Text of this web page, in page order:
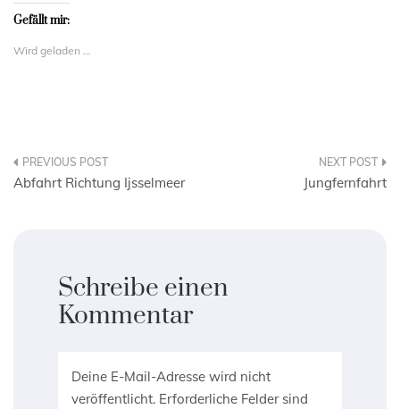
Gefällt mir:
Wird geladen …
Beitrags-
Abfahrt Richtung Ijsselmeer Jungfernfahrt
Schreibe einen
Kommentar
Deine E-Mail-Adresse wird nicht
veröffentlicht. Erforderliche Felder sind